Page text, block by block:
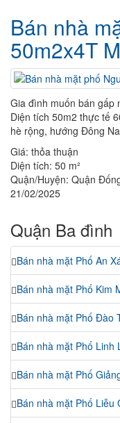
Bán nhà
50m2x4T
Gia đình muốn bán gấp
Diện tích 50m2 thực tế
hè rộng, hướng Đông
Giá: thỏa thuận
Diện tích: 50 m²
Quận/Huyện: Quận
21/02/2025
Quận Ba đình
Bán nhà mặt Phố An
Bán nhà mặt Phố Kim
Bán nhà mặt Phố Đào
Bán nhà mặt Phố Linh
Bán nhà mặt Phố
Bán nhà mặt Phố Liễu